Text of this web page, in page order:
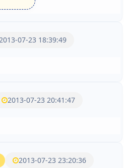
2013-07-23 18:39:49
2013-07-23 20:41:47
2013-07-23 23:20:36